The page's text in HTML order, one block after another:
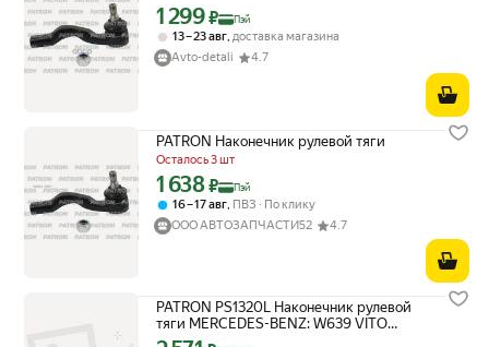
Цена с картой Яндекс Пэй 1299 ₽ вместо
1 299₽ Пэй
13 – 23 авг, доставка магазина
Avto-detali
4.7
PATRON Наконечник рулевой тяги
Осталось 3 шт
Цена с картой Яндекс Пэй 1638 ₽ вместо
1 638₽ Пэй
16 – 17 авг ПВЗ
По клику
ООО АВТОЗАПЧАСТИ52
4.7
PATRON PS1320L Наконечник рулевой
тяги MERCEDES-BENZ: W639 VITO
09/03- (с. п. детали Турция), 1 шт.